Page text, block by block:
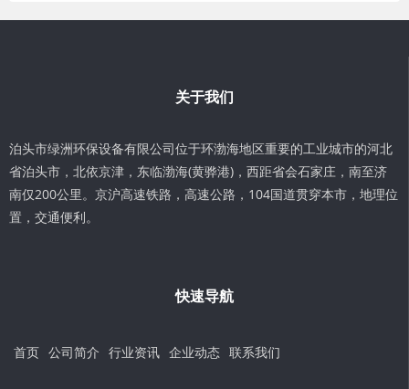
关于我们
泊头市绿洲环保设备有限公司位于环渤海地区重要的工业城市的河北
省泊头市，北依京津，东临渤海(黄骅港)，西距省会石家庄，南至济
南仅200公里。京沪高速铁路，高速公路，104国道贯穿本市，地理位
置，交通便利。
快速导航
首页 公司简介 行业资讯 企业动态 联系我们